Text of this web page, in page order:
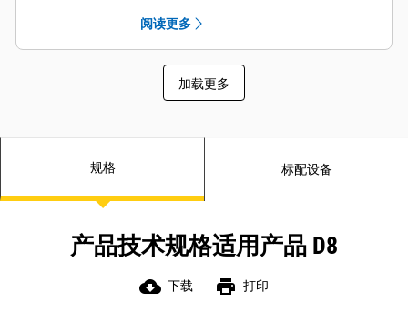
通话的时间。
将安全放在第一位，通过额外的摄像
头选件来改善机器周围的视野。
平台带有护栏，加油或接近其他维护
保养点时更加安全。
方便的模块化维修。
时清除碎屑，从而节省清洁和维护时
间。
的安全性。
LED 灯使用寿命延长，有助于节省时
阅读更多
加载更多
规格 标配设备
产品技术规格适用产品 D8
cloud_download 下载 print 打印